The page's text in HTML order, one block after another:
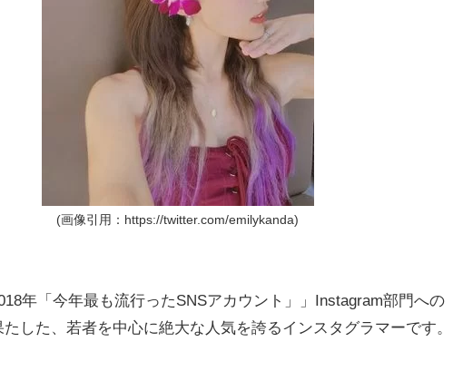
(画像引用：https://twitter.com/emilykanda)
年「今年最も流行ったSNSアカウント」」Instagram部門への
した、若者を中心に絶大な人気を誇るインスタグラマーです。